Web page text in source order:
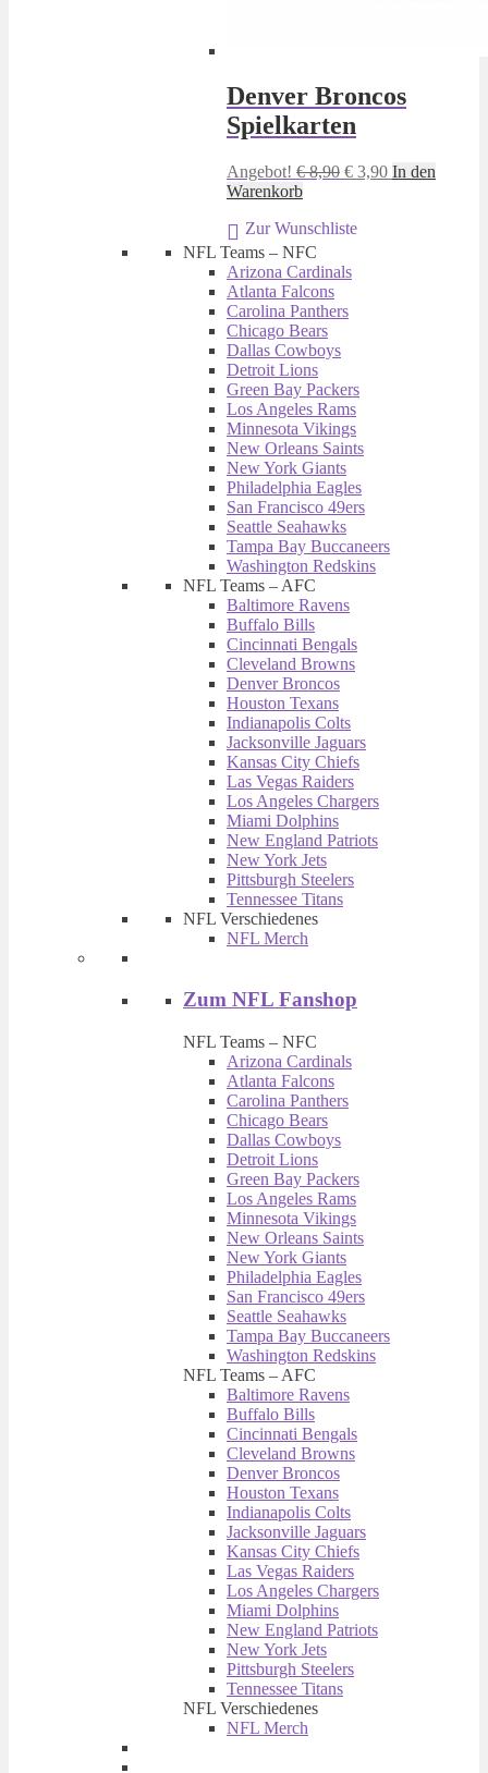
Denver Broncos
Spielkarten
Angebot! €8,90 Ursprünglicher
€ 8,90
€ 3,90Aktueller
In den
Warenkorb
Zur Wunschliste
NFL Teams – NFC
Arizona Cardinals
Atlanta Falcons
Carolina Panthers
Chicago Bears
Dallas Cowboys
Detroit Lions
Green Bay Packers
Los Angeles Rams
Minnesota Vikings
New Orleans Saints
New York Giants
Philadelphia Eagles
San Francisco 49ers
Seattle Seahawks
Tampa Bay Buccaneers
Washington Redskins
NFL Teams – AFC
Baltimore Ravens
Buffalo Bills
Cincinnati Bengals
Cleveland Browns
Denver Broncos
Houston Texans
Indianapolis Colts
Jacksonville Jaguars
Kansas City Chiefs
Las Vegas Raiders
Los Angeles Chargers
Miami Dolphins
New England Patriots
New York Jets
Pittsburgh Steelers
Tennessee Titans
NFL Verschiedenes
NFL Merch
Zum NFL Fanshop
NFL Teams – NFC
Arizona Cardinals
Atlanta Falcons
Carolina Panthers
Chicago Bears
Dallas Cowboys
Detroit Lions
Green Bay Packers
Los Angeles Rams
Minnesota Vikings
New Orleans Saints
New York Giants
Philadelphia Eagles
San Francisco 49ers
Seattle Seahawks
Tampa Bay Buccaneers
Washington Redskins
NFL Teams – AFC
Baltimore Ravens
Buffalo Bills
Cincinnati Bengals
Cleveland Browns
Denver Broncos
Houston Texans
Indianapolis Colts
Jacksonville Jaguars
Kansas City Chiefs
Las Vegas Raiders
Los Angeles Chargers
Miami Dolphins
New England Patriots
New York Jets
Pittsburgh Steelers
Tennessee Titans
NFL Verschiedenes
NFL Merch